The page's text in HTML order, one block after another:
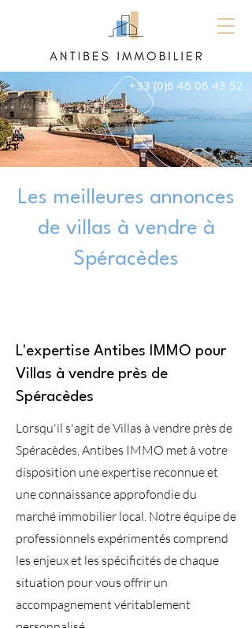
+33 (0)6 46 06 43 52
Les meilleures annonces
de villas à vendre à
Spéracèdes
L'expertise Antibes IMMO pour
Villas à vendre près de
Spéracèdes
Lorsqu'il s'agit de Villas à vendre près de
Spéracèdes, Antibes IMMO met à votre
disposition une expertise reconnue et
une connaissance approfondie du
marché immobilier local. Notre équipe de
professionnels expérimentés comprend
les enjeux et les spécificités de chaque
situation pour vous offrir un
accompagnement véritablement